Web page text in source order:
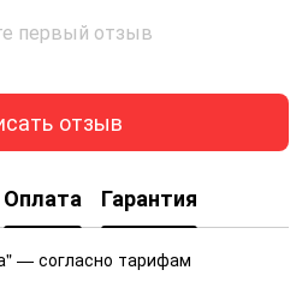
первый отзыв
отзыв
Оплата Гарантия
— согласно тарифам